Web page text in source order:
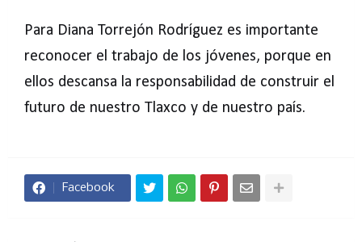
Para Diana Torrejón Rodríguez es importante
reconocer el trabajo de los jóvenes, porque en
ellos descansa la responsabilidad de construir el
futuro de nuestro Tlaxco y de nuestro país.
Facebook